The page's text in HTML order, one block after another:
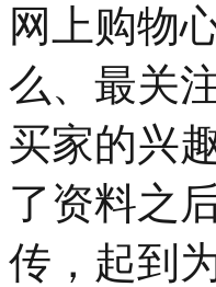
网上购物
么、最关
买家的兴
了资料之
传，起到